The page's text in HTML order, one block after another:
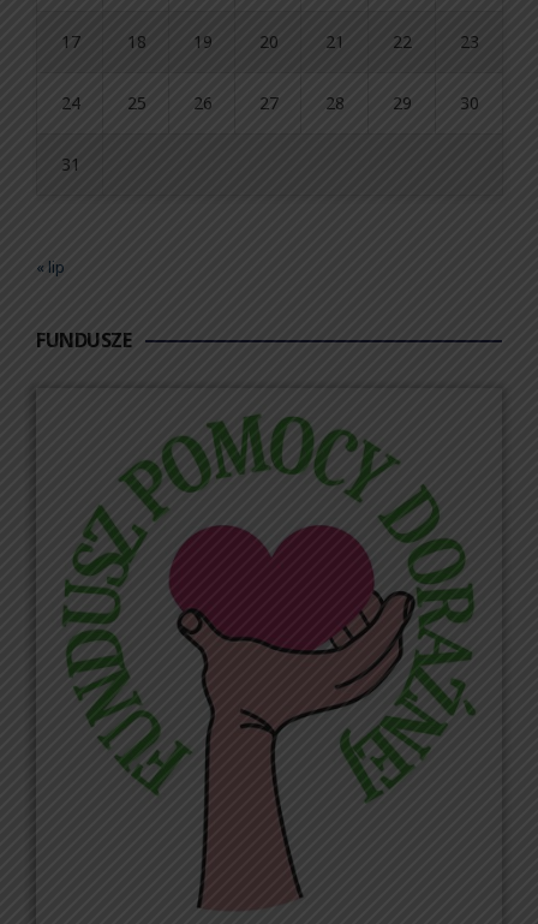
17 18 19 20 21 22 23
24 25 26 27 28 29 30
31
« lip
FUNDUSZE